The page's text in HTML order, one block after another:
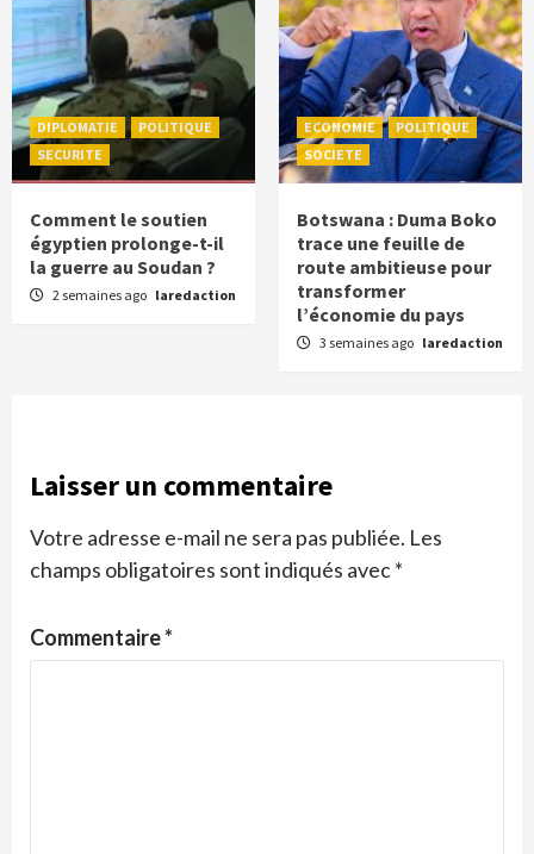
DIPLOMATIE
POLITIQUE
SECURITE
Comment le soutien
égyptien prolonge-t-il
la guerre au Soudan ?
2 semaines ago laredaction
ECONOMIE
POLITIQUE
SOCIETE
Botswana : Duma Boko
trace une feuille de
route ambitieuse pour
transformer
l’économie du pays
3 semaines ago laredaction
Laisser un commentaire
Votre adresse e-mail ne sera pas publiée. Les
champs obligatoires sont indiqués avec*
Commentaire*